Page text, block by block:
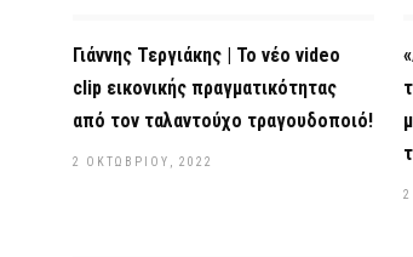
Γιάννης Τεργιάκης | Το νέο video
clip εικονικής πραγματικότητας
από τον ταλαντούχο τραγουδοποιό!
2 ΟΚΤΩΒΡΊΟΥ, 2022